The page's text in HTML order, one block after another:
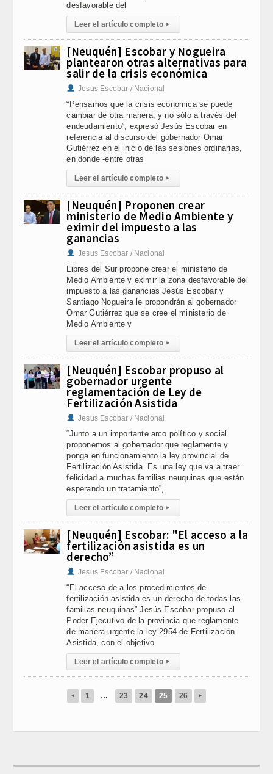
desfavorable del
Leer el artículo completo ▸
[Neuquén] Escobar y Nogueira
plantearon otras alternativas para
salir de la crisis económica
Jesus Escobar / Nacional
“Pensamos que la crisis económica se puede
cambiar de otra manera, y no sólo a través del
endeudamiento”, expresó Jesús Escobar en
referencia al discurso del gobernador Omar
Gutiérrez en el inicio de las sesiones ordinarias,
en donde -entre otras
Leer el artículo completo ▸
[Neuquén] Proponen crear
ministerio de Medio Ambiente y
eximir del impuesto a las
ganancias
Jesus Escobar / Nacional
Libres del Sur propone crear el ministerio de
Medio Ambiente y eximir la zona desfavorable del
impuesto a las ganancias Jesús Escobar y
Santiago Nogueira le propondrán al gobernador
Omar Gutiérrez que se cree el ministerio de
Medio Ambiente y
Leer el artículo completo ▸
[Neuquén] Escobar propuso al
gobernador urgente
reglamentación de Ley de
Fertilización Asistida
Jesus Escobar / Nacional
“Junto a un importante arco político y social
proponemos al gobernador que reglamente y
ponga en funcionamiento la ley provincial de
Fertilización Asistida. Es una ley que va a traer
felicidad a muchas familias neuquinas que están
esperando un tratamiento”,
Leer el artículo completo ▸
[Neuquén] Escobar: "El acceso a la
fertilización asistida es un
derecho”
Jesus Escobar / Nacional
“El acceso de a los procedimientos de
fertilización asistida es un derecho de todas las
familias neuquinas” Jesús Escobar propuso al
Poder Ejecutivo de la provincia que reglamente
de manera urgente la ley 2954 de Fertilización
Asistida, con el objetivo
Leer el artículo completo ▸
◂ 1 … 23 24 25 26 ▸